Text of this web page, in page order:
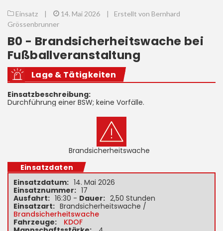
Einsatz | 14. Mai 2026 |
Erstellt von Bernhard
Grössenbrunner
B0 - Brandsicherheitswache bei
Fußballveranstaltung
Lage & Tätigkeiten
Einsatzbeschreibung:
Durchführung einer BSW; keine Vorfälle.
Brandsicherheitswache
Einsatzdaten
Einsatzdatum: 14. Mai 2026
Einsatznummer: 17
Ausfahrt: 16:30 - Dauer: 2,50 Stunden
Einsatzart: Brandsicherheitswache /
Brandsicherheitswache
Fahrzeuge:
KDOF